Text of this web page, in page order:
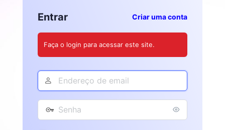
Acessar
Entrar Criar uma conta
Faça o login para acessar este site.
Endereço
de
mail
Senha